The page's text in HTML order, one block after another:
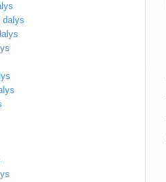
dalys